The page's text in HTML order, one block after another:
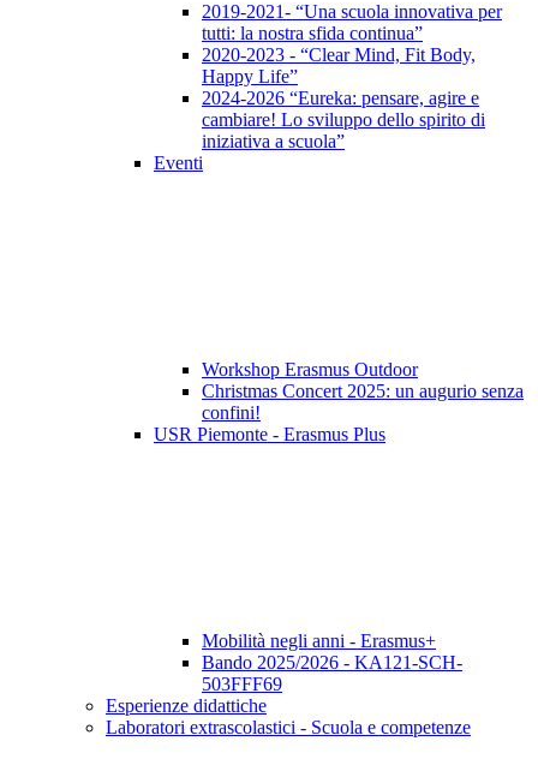
2019-2021- “Una scuola innovativa per
tutti: la nostra sfida continua”
2020-2023 - “Clear Mind, Fit Body,
Happy Life”
2024-2026 “Eureka: pensare, agire e
cambiare! Lo sviluppo dello spirito di
iniziativa a scuola”
Eventi
Workshop Erasmus Outdoor
Christmas Concert 2025: un augurio senza
confini!
USR Piemonte - Erasmus Plus
Mobilità negli anni - Erasmus+
Bando 2025/2026 - KA121-SCH-
503FFF69
Esperienze didattiche
Laboratori extrascolastici - Scuola e competenze